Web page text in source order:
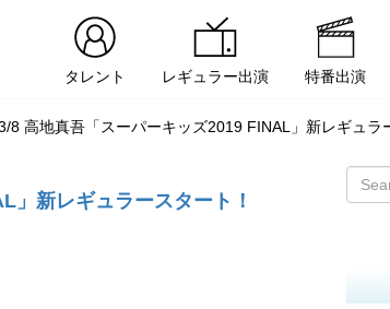
タレント レギュラー出演 特番出演
8 高地真吾「スーパーキッズ2019 FINAL」新レギュラ
」新レギュラースタート！